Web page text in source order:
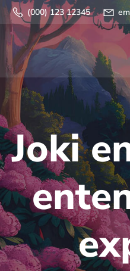
(000) 123 12345
Joki